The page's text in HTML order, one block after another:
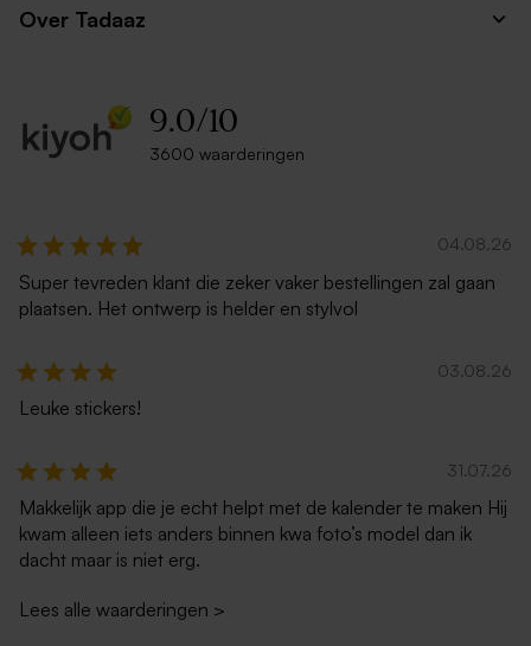
Over Tadaaz
9.0/10
3600 waarderingen
04.08.26
Super tevreden klant die zeker vaker bestellingen zal gaan
plaatsen. Het ontwerp is helder en stylvol
03.08.26
Leuke stickers!
31.07.26
Makkelijk app die je echt helpt met de kalender te maken Hij
kwam alleen iets anders binnen kwa foto’s model dan ik
dacht maar is niet erg.
Lees alle waarderingen >